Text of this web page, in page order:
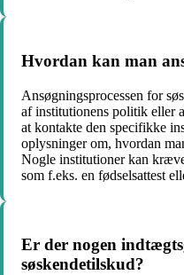
Hvordan kan man
Ansøgningsprocessen for
af institutionens politik eller
at kontakte den specifikke
oplysninger om, hvordan
Nogle institutioner kan
som f.eks. en fødselsattest
Er der nogen
søskendetilskud?